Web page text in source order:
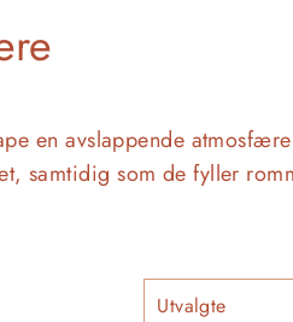
en avslappende
samtidig som de fyller
SORTER